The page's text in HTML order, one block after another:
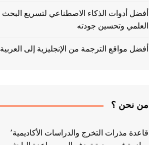
أفضل أدوات الذكاء الاصطناعي لتسريع البحث
العلمي وتحسين جودته
أفضل مواقع الترجمة من الإنجليزية إلى العربية
من نحن ؟
قاعدة مذرات التخرج والدراسات الأكاديمية٬